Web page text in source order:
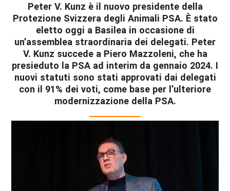
Peter V. Kunz è il nuovo presidente della
Protezione Svizzera degli Animali PSA. È stato
eletto oggi a Basilea in occasione di
un’assemblea straordinaria dei delegati. Peter
V. Kunz succede a Piero Mazzoleni, che ha
presieduto la PSA ad interim da gennaio 2024. I
nuovi statuti sono stati approvati dai delegati
con il 91% dei voti, come base per l’ulteriore
modernizzazione della PSA.